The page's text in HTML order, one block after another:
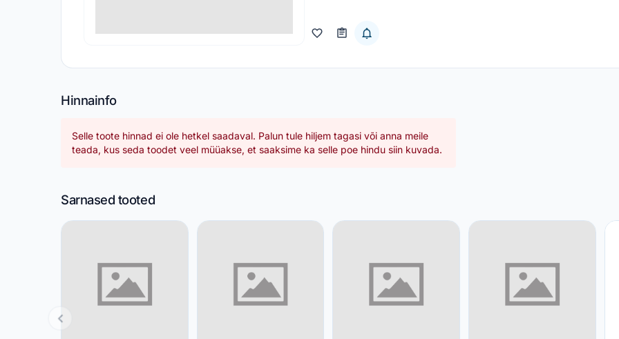
Hinnainfo
Selle toote hinnad ei ole hetkel saadaval. Palun tule hiljem tagasi või anna meile
teada, kus seda toodet veel müüakse, et saaksime ka selle poe hindu siin kuvada.
Sarnased tooted